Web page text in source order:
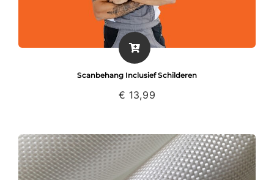
Scanbehang Inclusief Schilderen
€ 13,99